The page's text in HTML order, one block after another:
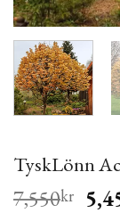
TyskLönn
7,550kr